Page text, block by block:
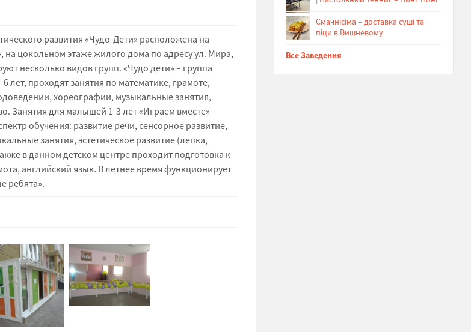
развития «Чудо-Дети» расположена на
цокольном этаже жилого дома по адресу ул. Мира,
несколько видов групп. «Чудо дети» – группа
лет, проходят занятия по математике, грамоте,
хореографии, музыкальные занятия,
Занятия для малышей 1-3 лет «Играем вместе»
обучения: развитие речи, сенсорное развитие,
занятия, эстетическое развитие (лепка,
в данном детском центре проходит подготовка к
английский язык. В летнее время функционирует
ребята».
Cмачнісіма – доставка суші та
піци в Вишневому
Все Заведения